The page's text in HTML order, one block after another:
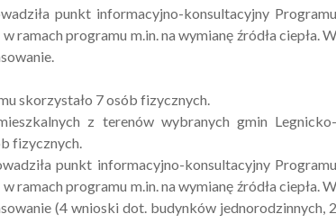
punkt informacyjno-konsultacyjny Programu
programu m.in. na wymianę źródła ciepła. W
skorzystało 7 osób fizycznych.
z terenów wybranych gmin Legnicko-
fizycznych.
punkt informacyjno-konsultacyjny Programu
programu m.in. na wymianę źródła ciepła. W
(4 wnioski dot. budynków jednorodzinnych, 2